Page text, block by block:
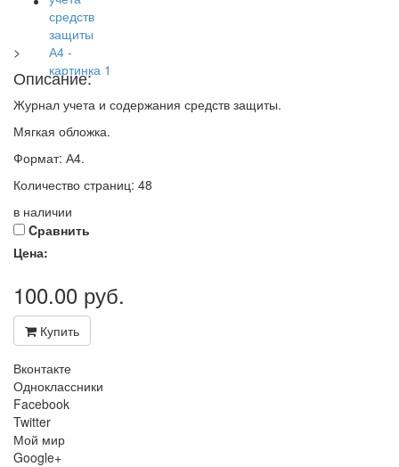
>
Описание:
Журнал учета и содержания средств защиты.
Мягкая обложка.
Формат: А4.
Количество страниц: 48
в наличии
Cравнить
Цена:
100.00 руб.
Купить
Вконтакте
Одноклассники
Facebook
Twitter
Мой мир
Google+